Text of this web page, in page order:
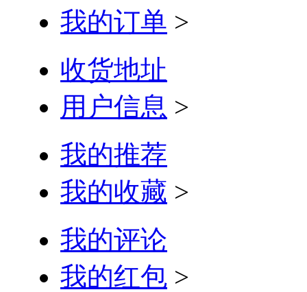
我的订单 >
收货地址
用户信息 >
我的推荐
我的收藏 >
我的评论
我的红包 >